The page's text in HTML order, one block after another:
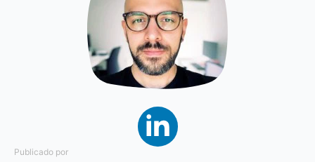
Publicado por